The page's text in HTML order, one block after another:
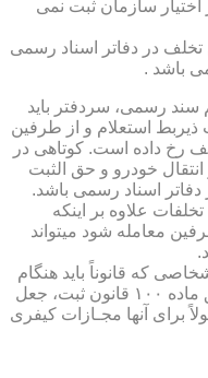
اختیار سازمان ثبت نمی
تخلف در دفاتر اسناد رسمی
باشد .
سند رسمی، سردفتر باید
ذیربط استعلام و از طرفین
رخ داده است. کوتاهی در
خودرو و حق الثبت
دفاتر اسناد رسمی باشد.
علاوه بر اینکه
معامله شود میتواند
که قانوناً باید هنگام
تنظیم سند حضــــور داشته باشند، طبق ماده ۱۰۰ قانون ثبت، جعل
برای آنها مجـازات کیفری